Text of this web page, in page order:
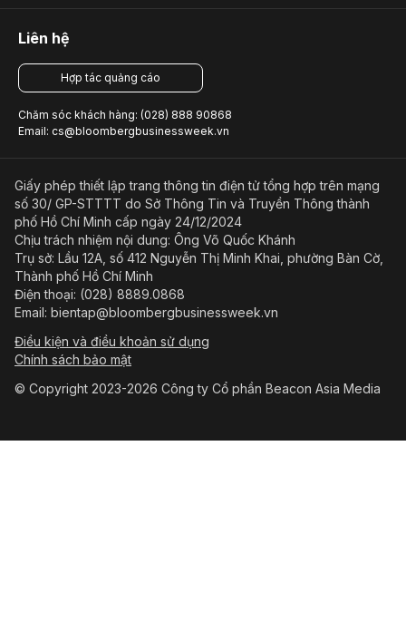
Liên hệ
Hợp tác quảng cáo
Chăm sóc khách hàng: (028) 888 90868
Email: cs@bloombergbusinessweek.vn
Giấy phép thiết lập trang thông tin điện tử tổng hợp trên mạng
số 30/ GP-STTTT do Sở Thông Tin và Truyền Thông thành
phố Hồ Chí Minh cấp ngày 24/12/2024
Chịu trách nhiệm nội dung: Ông Võ Quốc Khánh
Trụ sở: Lầu 12A, số 412 Nguyễn Thị Minh Khai, phường Bàn Cờ,
Thành phố Hồ Chí Minh
Điện thoại: (028) 8889.0868
Email: bientap@bloombergbusinessweek.vn
Điều kiện và điều khoản sử dụng
Chính sách bảo mật
© Copyright 2023-2026 Công ty Cổ phần Beacon Asia Media